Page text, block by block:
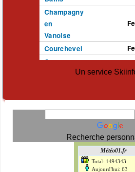
Un service
Recherche